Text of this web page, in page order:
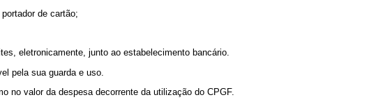
de cartão;
eletronicamente, junto ao estabelecimento bancário.
pela sua guarda e uso.
no valor da despesa decorrente da utilização do CPGF.